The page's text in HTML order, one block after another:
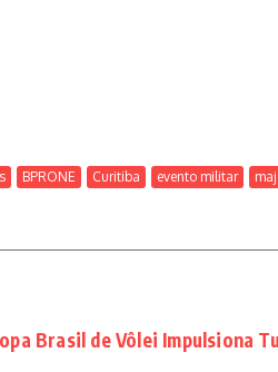
BPRONE Curitiba evento militar
Brasil de Vôlei Impulsiona